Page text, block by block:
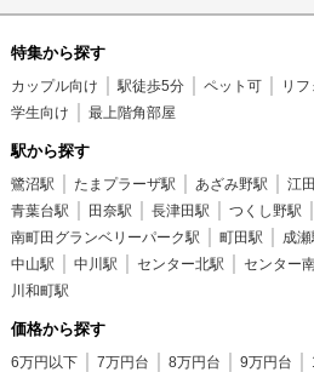
特集から探す
カップル向け 駅徒歩5分 ペット可 リ
学生向け
最上階角部屋
駅から探す
鷺沼駅 たまプラーザ駅 あざみ野駅 江
青葉台駅
田奈駅 長津田駅 つくし野駅
南町田グランベリーパーク駅
町田駅 成瀬
中山駅
中川駅 センター北駅 センター
川和町駅
価格から探す
6万円以下 7万円台 8万円台 9万円台